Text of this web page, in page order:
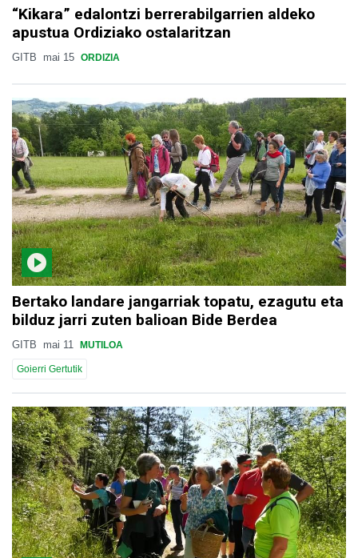
“Kikara” edalontzi berrerabilgarrien aldeko
apustua Ordiziako ostalaritzan
GITB mai 15 ORDIZIA
Bertako landare jangarriak topatu, ezagutu eta
bilduz jarri zuten balioan Bide Berdea
GITB mai 11 MUTILOA
Goierri Gertutik